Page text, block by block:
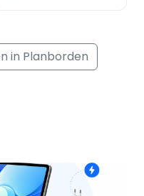
in Planborden